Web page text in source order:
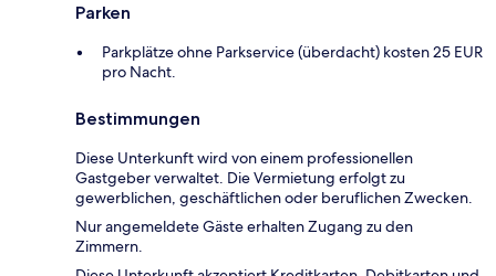
Parken
Parkplätze ohne Parkservice (überdacht) kosten 25 EUR
pro Nacht.
Bestimmungen
Diese Unterkunft wird von einem professionellen
Gastgeber verwaltet. Die Vermietung erfolgt zu
gewerblichen, geschäftlichen oder beruflichen Zwecken.
Nur angemeldete Gäste erhalten Zugang zu den
Zimmern.